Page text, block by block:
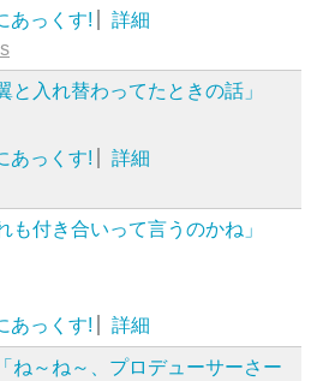
あっくす!
詳細
と入れ替わってたときの話」
あっくす!
詳細
も付き合いって言うのかね」
あっくす! 詳細
ね～ね～、プロデューサーさー